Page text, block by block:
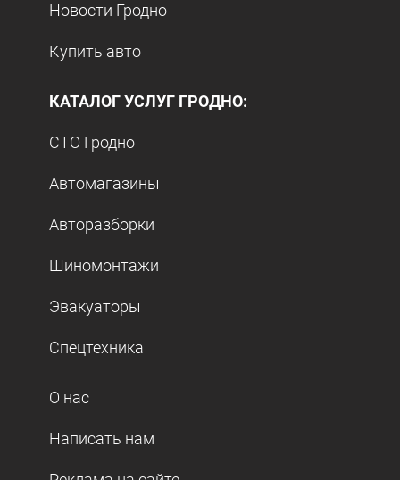
Новости Гродно
Купить авто
КАТАЛОГ УСЛУГ ГРОДНО:
СТО Гродно
Автомагазины
Авторазборки
Шиномонтажи
Эвакуаторы
Спецтехника
О нас
Написать нам